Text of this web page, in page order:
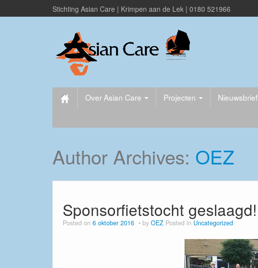
Stichting Asian Care | Krimpen aan de Lek | 0180 521966
Over Asian Care Projecten Nieuwsbrief
Author Archives: OEZ
Sponsorfietstocht geslaagd!
Posted on 6 oktober 2016 by OEZ Posted in Uncategorized